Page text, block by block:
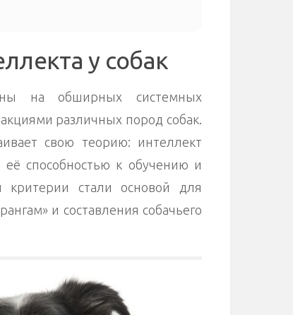
у собак
на обширных системных
различных пород собак.
свою теорию: интеллект
её способностью к обучению и
стали основой для
и составления собачьего